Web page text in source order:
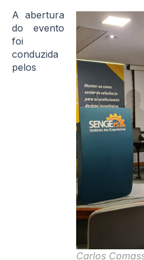
Carlos
A abertura
do evento
foi
conduzida
pelos